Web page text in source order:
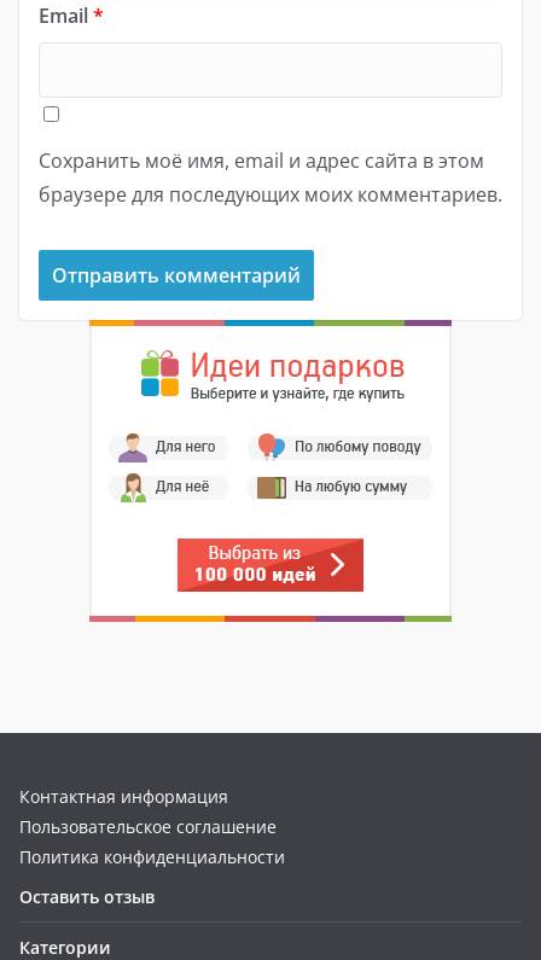
Email*
Сохранить моё имя, email и адрес сайта в этом
браузере для последующих моих комментариев.
Контактная информация
Пользовательское соглашение
Политика конфиденциальности
Оставить отзыв
Категории